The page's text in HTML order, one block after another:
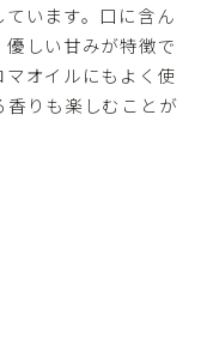
います。口に含ん
しい甘みが特徴で
オイルにもよく使
香りも楽しむことが